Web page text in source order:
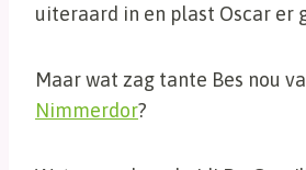
uiteraard in en plast Oscar er
Maar wat zag tante Bes nou
Nimmerdor?